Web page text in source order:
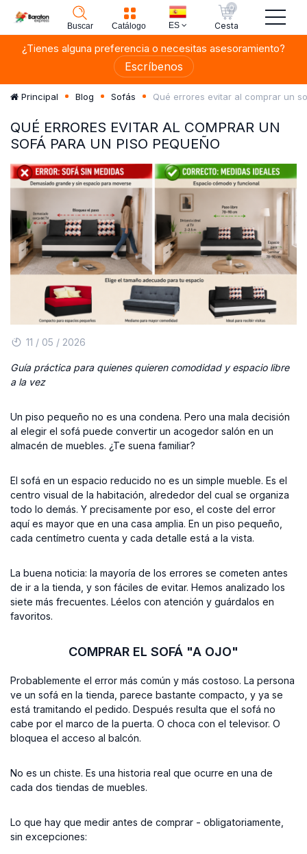
Buscar Catálogo ES
0
Cesta
¿Tienes alguna preferencia o necesitas asesoramiento?
Escríbenos
Principal Blog Sofás Qué errores evitar al comprar un
QUÉ ERRORES EVITAR AL COMPRAR UN
SOFÁ PARA UN PISO PEQUEÑO
11 / 05 / 2026
Guía práctica para quienes quieren comodidad y espacio libre
a la vez
Un piso pequeño no es una condena. Pero una mala decisión
al elegir el sofá puede convertir un acogedor salón en un
almacén de muebles. ¿Te suena familiar?
El sofá en un espacio reducido no es un simple mueble. Es el
centro visual de la habitación, alrededor del cual se organiza
todo lo demás. Y precisamente por eso, el coste del error
aquí es mayor que en una casa amplia. En un piso pequeño,
cada centímetro cuenta y cada detalle está a la vista.
La buena noticia: la mayoría de los errores se cometen antes
de ir a la tienda, y son fáciles de evitar. Hemos analizado los
siete más frecuentes. Léelos con atención y guárdalos en
favoritos.
COMPRAR EL SOFÁ "A OJO"
Probablemente el error más común y más costoso. La persona
ve un sofá en la tienda, parece bastante compacto, y ya se
está tramitando el pedido. Después resulta que el sofá no
cabe por el marco de la puerta. O choca con el televisor. O
bloquea el acceso al balcón.
No es un chiste. Es una historia real que ocurre en una de
cada dos tiendas de muebles.
Lo que hay que medir antes de comprar - obligatoriamente,
sin excepciones: